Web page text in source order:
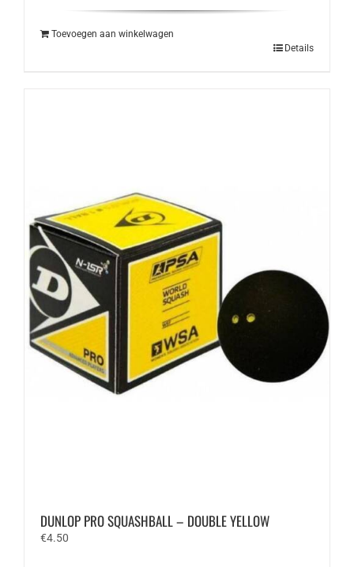
Toevoegen aan winkelwagen
Details
DUNLOP PRO SQUASHBALL – DOUBLE YELLOW
€4.50